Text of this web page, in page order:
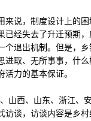
说，制度设计上的困
已经失去了升迁预期
个退出机制。但是，
进取、无所事事，什
力的基本保证。
西、山东、浙江、
访谈，访谈内容是乡